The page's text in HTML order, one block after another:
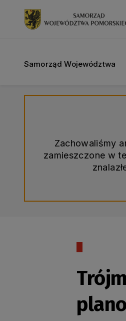
Samorząd Województwa
Zachowaliśmy
zamieszczone w